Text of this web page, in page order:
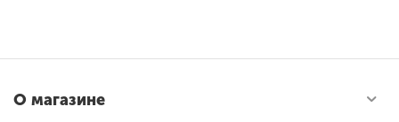
О магазине